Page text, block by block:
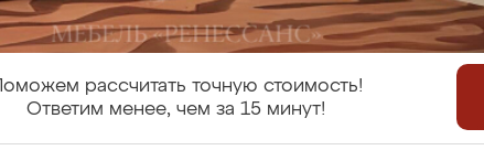
рассчитать точную стоимость!
Ответим менее, чем за 15 минут!